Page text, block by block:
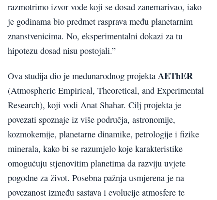
razmotrimo izvor vode koji se dosad zanemarivao, iako
je godinama bio predmet rasprava među planetarnim
znanstvenicima. No, eksperimentalni dokazi za tu
hipotezu dosad nisu postojali.”
Ova studija dio je međunarodnog projekta AEThER
(Atmospheric Empirical, Theoretical, and Experimental
Research), koji vodi Anat Shahar. Cilj projekta je
povezati spoznaje iz više područja, astronomije,
kozmokemije, planetarne dinamike, petrologije i fizike
minerala, kako bi se razumjelo koje karakteristike
omogućuju stjenovitim planetima da razviju uvjete
pogodne za život. Posebna pažnja usmjerena je na
povezanost između sastava i evolucije atmosfere te